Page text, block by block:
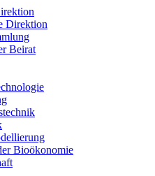
Direktion
Beirat
Bioökonomie